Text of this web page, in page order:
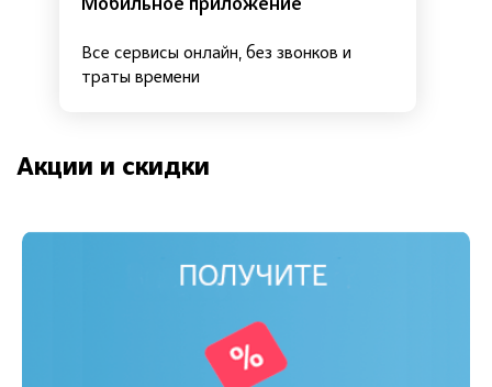
Мобильное приложение
Все сервисы онлайн, без звонков и
траты времени
Акции и скидки